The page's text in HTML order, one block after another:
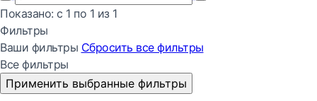
Показано: с 1 по 1 из 1
Фильтры
Ваши фильтры Сбросить все фильтры
Все фильтры
Применить выбранные фильтры